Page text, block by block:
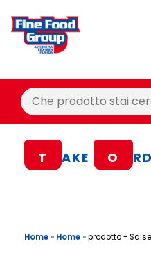
Cerca:
BLOG T AKE O
Home» Home»prodotto -